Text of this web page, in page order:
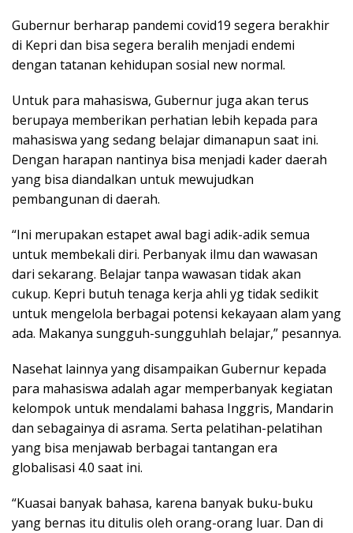
Gubernur berharap pandemi covid19 segera berakhir
di Kepri dan bisa segera beralih menjadi endemi
dengan tatanan kehidupan sosial new normal.
Untuk para mahasiswa, Gubernur juga akan terus
berupaya memberikan perhatian lebih kepada para
mahasiswa yang sedang belajar dimanapun saat ini.
Dengan harapan nantinya bisa menjadi kader daerah
yang bisa diandalkan untuk mewujudkan
pembangunan di daerah.
“Ini merupakan estapet awal bagi adik-adik semua
untuk membekali diri. Perbanyak ilmu dan wawasan
dari sekarang. Belajar tanpa wawasan tidak akan
cukup. Kepri butuh tenaga kerja ahli yg tidak sedikit
untuk mengelola berbagai potensi kekayaan alam yang
ada. Makanya sungguh-sungguhlah belajar,” pesannya.
Nasehat lainnya yang disampaikan Gubernur kepada
para mahasiswa adalah agar memperbanyak kegiatan
kelompok untuk mendalami bahasa Inggris, Mandarin
dan sebagainya di asrama. Serta pelatihan-pelatihan
yang bisa menjawab berbagai tantangan era
globalisasi 4.0 saat ini.
“Kuasai banyak bahasa, karena banyak buku-buku
yang bernas itu ditulis oleh orang-orang luar. Dan di